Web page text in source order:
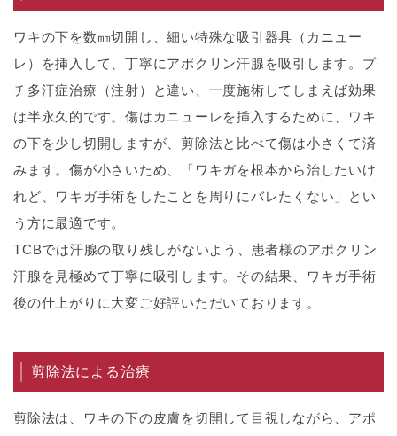
ワキの下を数㎜切開し、細い特殊な吸引器具（カニュー
レ）を挿入して、丁寧にアポクリン汗腺を吸引します。プ
チ多汗症治療（注射）と違い、一度施術してしまえば効果
は半永久的です。傷はカニューレを挿入するために、ワキ
の下を少し切開しますが、剪除法と比べて傷は小さくて済
みます。傷が小さいため、「ワキガを根本から治したいけ
れど、ワキガ手術をしたことを周りにバレたくない」とい
う方に最適です。
TCBでは汗腺の取り残しがないよう、患者様のアポクリン
汗腺を見極めて丁寧に吸引します。その結果、ワキガ手術
後の仕上がりに大変ご好評いただいております。
剪除法による治療
剪除法は、ワキの下の皮膚を切開して目視しながら、アポ